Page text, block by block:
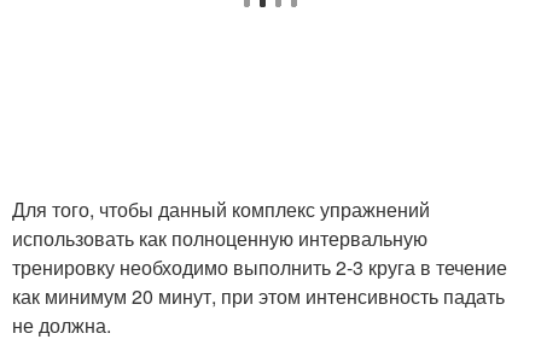
Для того, чтобы данный комплекс упражнений
использовать как полноценную интервальную
тренировку необходимо выполнить 2-3 круга в течение
как минимум 20 минут, при этом интенсивность падать
не должна.